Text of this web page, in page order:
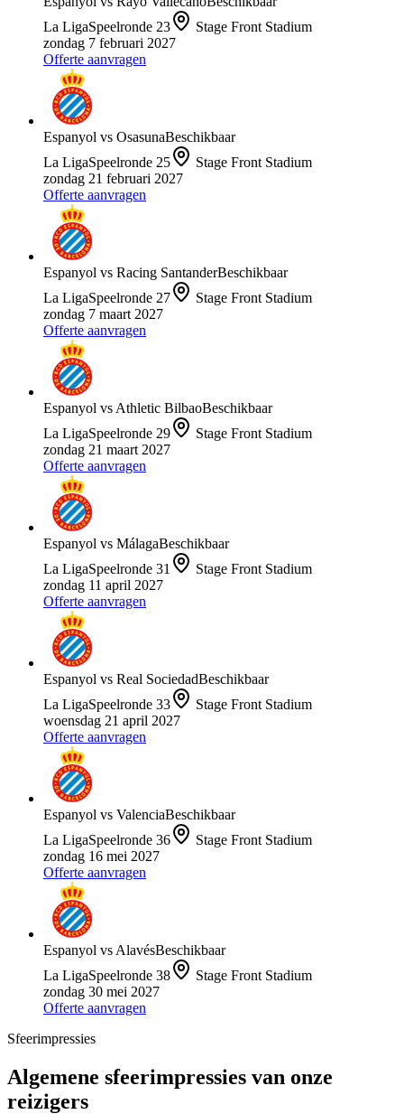
La LigaSpeelronde 23
Stage Front Stadium
zondag 7 februari 2027
Offerte aanvragen
Espanyol vs OsasunaBeschikbaar
La LigaSpeelronde 25
Stage Front Stadium
zondag 21 februari 2027
Offerte aanvragen
Espanyol vs Racing SantanderBeschikbaar
La LigaSpeelronde 27
Stage Front Stadium
zondag 7 maart 2027
Offerte aanvragen
Espanyol vs Athletic BilbaoBeschikbaar
La LigaSpeelronde 29
Stage Front Stadium
zondag 21 maart 2027
Offerte aanvragen
Espanyol vs MálagaBeschikbaar
La LigaSpeelronde 31
Stage Front Stadium
zondag 11 april 2027
Offerte aanvragen
Espanyol vs Real SociedadBeschikbaar
La LigaSpeelronde 33
Stage Front Stadium
woensdag 21 april 2027
Offerte aanvragen
Espanyol vs ValenciaBeschikbaar
La LigaSpeelronde 36
Stage Front Stadium
zondag 16 mei 2027
Offerte aanvragen
Espanyol vs AlavésBeschikbaar
La LigaSpeelronde 38
Stage Front Stadium
zondag 30 mei 2027
Offerte aanvragen
Sfeerimpressies
Algemene sfeerimpressies van onze
reizigers